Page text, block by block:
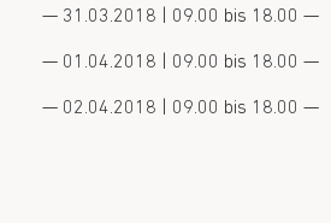
— 31.03.2018 | 09.00 bis 18.00 —
— 01.04.2018 | 09.00 bis 18.00 —
— 02.04.2018 | 09.00 bis 18.00 —